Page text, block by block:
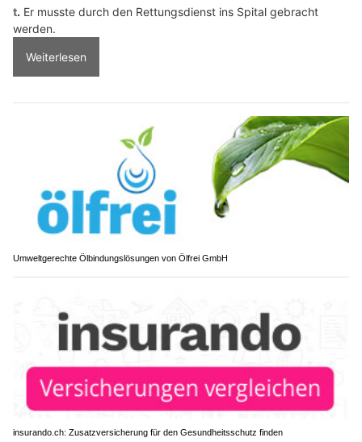
t. Er musste durch den Rettungsdienst ins Spital gebracht
werden.
Weiterlesen
Umweltgerechte Ölbindungslösungen von Ölfrei GmbH
insurando.ch: Zusatzversicherung für den Gesundheitsschutz finden